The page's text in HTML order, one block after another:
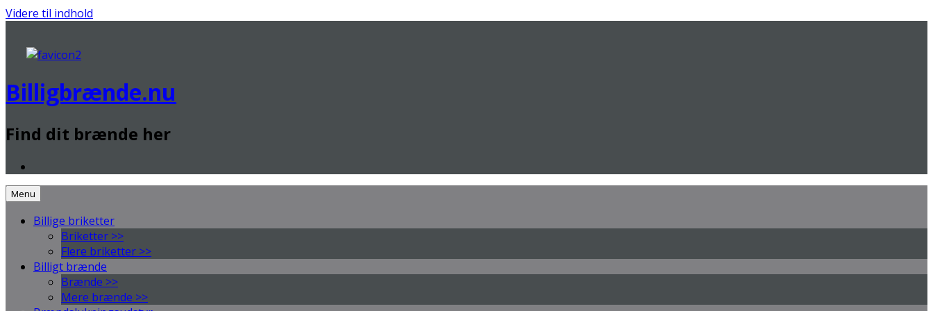
Videre til indhold
Billigbrænde.nu
Find dit brænde her
Menu
Billige briketter
Briketter >>
Flere briketter >>
Billigt brænde
Brænde >>
Mere brænde >>